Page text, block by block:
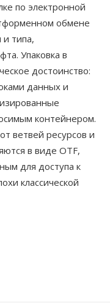
по электронной
обмене
типа,
Упаковка в
достоинство:
данных и
контейнером.
ветвей ресурсов и
в виде OTF,
для доступа к
классической